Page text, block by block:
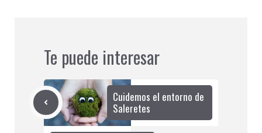
Te puede interesar
Cuidemos el entorno de
Saleretes